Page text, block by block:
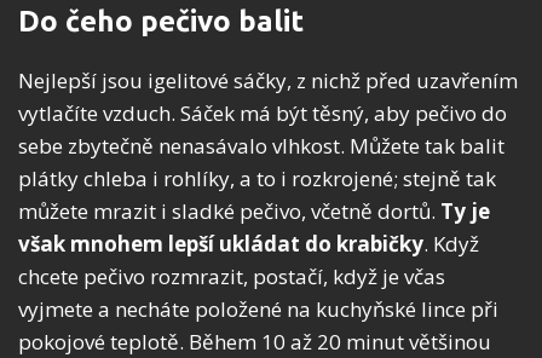
Do čeho pečivo balit
Nejlepší jsou igelitové sáčky, z nichž před uzavřením
vytlačíte vzduch. Sáček má být těsný, aby pečivo do
sebe zbytečně nenasávalo vlhkost. Můžete tak balit
plátky chleba i rohlíky, a to i rozkrojené; stejně tak
můžete mrazit i sladké pečivo, včetně dortů. Ty je
však mnohem lepší ukládat do krabičky. Když
chcete pečivo rozmrazit, postačí, když je včas
vyjmete a necháte položené na kuchyňské lince při
pokojové teplotě. Během 10 až 20 minut většinou